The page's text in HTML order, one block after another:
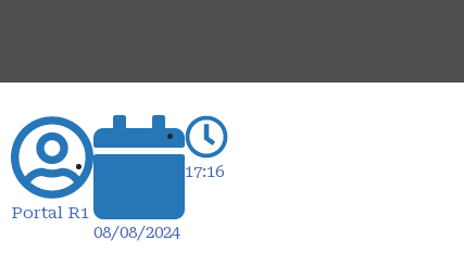
Portal R1
08/08/2024
17:16